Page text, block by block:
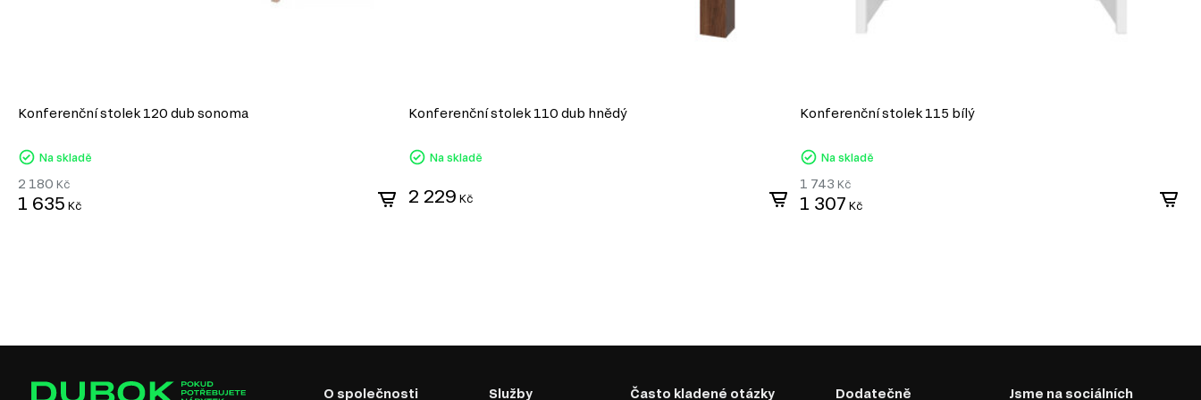
Konferenční stolek 120 dub sonoma
Na skladě
2 180 Kč
1 635 Kč
Konferenční stolek 110 dub hnědý
Na skladě
2 229 Kč
Konferenční stolek 115 bílý
Na skladě
1 743 Kč
1 307 Kč
O společnosti Služby Často kladené otázky Dodatečně Jsme na sociálních